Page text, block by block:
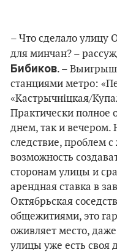
– Что сделало улицу
для минчан? –
Бибиков. –
станциями метро: «
«Кастрычніцкая/
Практически полное
днем, так и вечером.
следствие, проблем
возможность
сторонам улицы и
арендная ставка в
Октябрьская
общежитиями, это
оживляет место,
улицы уже есть своя